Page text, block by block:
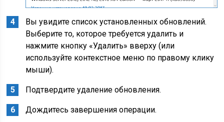
Вы увидите список установленных обновлений.
Выберите то, которое требуется удалить и
нажмите кнопку «Удалить» вверху (или
используйте контекстное меню по правому клику
мыши).
Подтвердите удаление обновления.
Дождитесь завершения операции.